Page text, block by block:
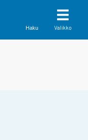
Haku Valikko